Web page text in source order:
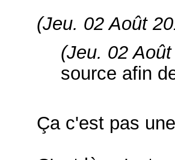
(Jeu. 02 Août
(Jeu. 02
source afin
Ça c'est pas